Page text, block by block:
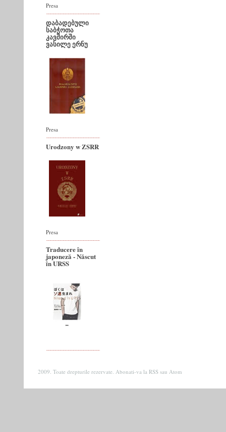
Presa
დაბადებული
საბჭოთა
კავშირში
ვასილე ერნუ
Presa
Urodzony w ZSRR
Presa
Traducere în
japoneză - Născut
în URSS
2009. Toate drepturile rezervate. Abonati-va la RSS sau Atom